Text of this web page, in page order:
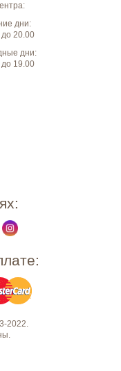
дни:
до 20.00
дни:
до 19.00
2022.